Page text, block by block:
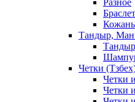
Разное
Тандыр,
Четки
Четки
Четки